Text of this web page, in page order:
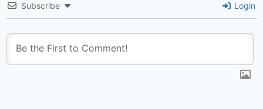
Subscribe Login